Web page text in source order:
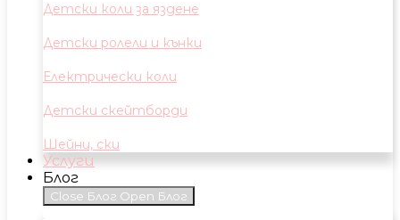
Детски коли за яздене
Детски ролели и кънки
Електрически коли
Детски скейтборди
Шейни, ски
Услуги
Блог
Close Блог Open Блог